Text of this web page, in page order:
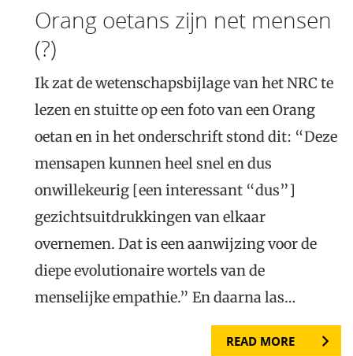
Orang oetans zijn net mensen
(?)
Ik zat de wetenschapsbijlage van het NRC te
lezen en stuitte op een foto van een Orang
oetan en in het onderschrift stond dit: “Deze
mensapen kunnen heel snel en dus
onwillekeurig [een interessant “dus”]
gezichtsuitdrukkingen van elkaar
overnemen. Dat is een aanwijzing voor de
diepe evolutionaire wortels van de
menselijke empathie.” En daarna las…
READ MORE